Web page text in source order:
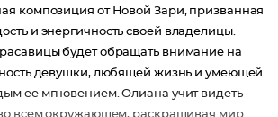
композиция от Новой Зари, призванная
и энергичность своей владелицы.
будет обращать внимание на
девушки, любящей жизнь и умеющей
ее мгновением. Олиана учит видеть